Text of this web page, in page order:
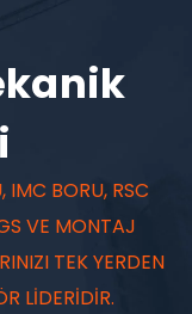
IMC BORU, RSC
VE MONTAJ
TEK YERDEN
LİDERİDİR.